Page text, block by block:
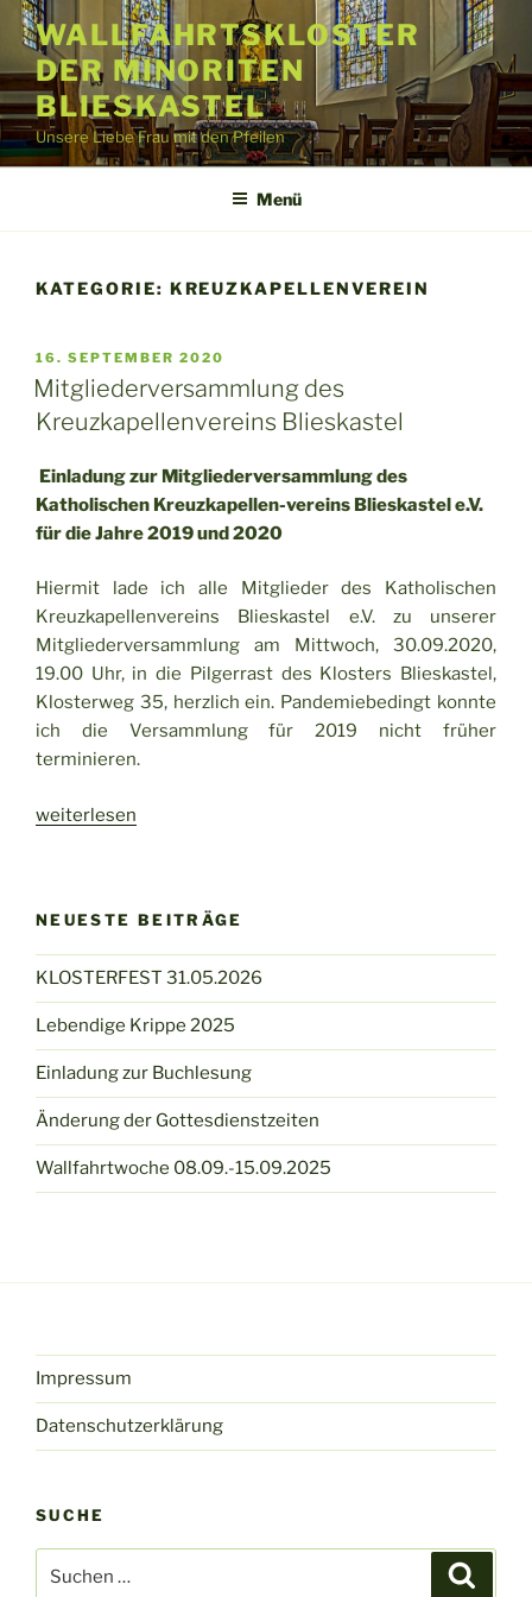
Zum
Inhalt
springen
WALLFAHRTSKLOSTER
DER MINORITEN
BLIESKASTEL
Unsere Liebe Frau mit den Pfeilen
Menü
KATEGORIE: KREUZKAPELLENVEREIN
VERÖFFENTLICHT
AM
16. SEPTEMBER 2020
Mitgliederversammlung des
Kreuzkapellenvereins Blieskastel
Einladung zur Mitgliederversammlung des
Katholischen Kreuzkapellen-vereins Blieskastel e.V.
für die Jahre 2019 und 2020
Hiermit lade ich alle Mitglieder des Katholischen
Kreuzkapellenvereins Blieskastel e.V. zu unserer
Mitgliederversammlung am Mittwoch, 30.09.2020,
19.00 Uhr, in die Pilgerrast des Klosters Blieskastel,
Klosterweg 35, herzlich ein. Pandemiebedingt konnte
ich die Versammlung für 2019 nicht früher
terminieren.
„Mitgliederversammlung
weiterlesen
NEUESTE BEITRÄGE
KLOSTERFEST 31.05.2026
Lebendige Krippe 2025
Einladung zur Buchlesung
Änderung der Gottesdienstzeiten
Wallfahrtwoche 08.09.-15.09.2025
Impressum
Datenschutzerklärung
SUCHE
nach: